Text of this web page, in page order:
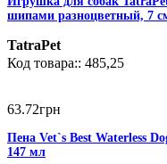
шипами разноцветный, 7
TatraPet
485,25
63.72грн
Пена Vet`s Best Waterless
147 мл